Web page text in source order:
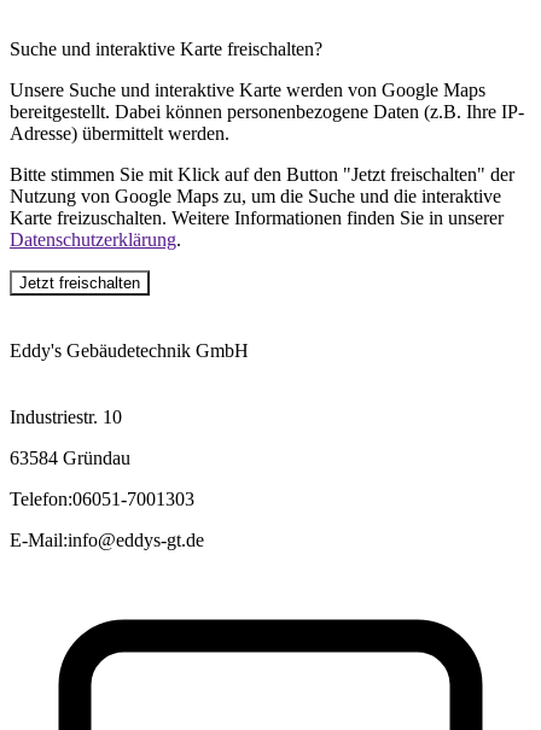
Suche und interaktive Karte freischalten?
Unsere Suche und interaktive Karte werden von Google Maps
bereitgestellt. Dabei können personenbezogene Daten (z.B. Ihre IP-
Adresse) übermittelt werden.
Bitte stimmen Sie mit Klick auf den Button "Jetzt freischalten" der
Nutzung von Google Maps zu, um die Suche und die interaktive
Karte freizuschalten. Weitere Informationen finden Sie in unserer
Datenschutzerklärung.
Jetzt freischalten
Eddy's Gebäudetechnik GmbH
Industriestr. 10
63584 Gründau
Telefon:06051-7001303
E-Mail:info@eddys-gt.de